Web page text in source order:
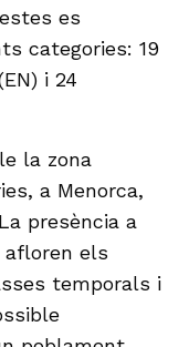
es
categories: 19
i 24
la zona
a Menorca,
presència a
afloren els
temporals i